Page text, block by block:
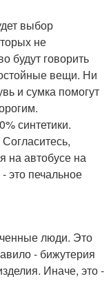
выбор
не
будут говорить
вещи. Ни
и сумка помогут
синтетики.
на автобусе на
это печальное
люди. Это
- бижутерия
Иначе, это -